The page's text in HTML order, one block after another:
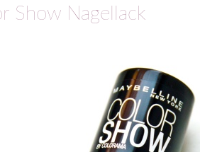
Show Nagellack